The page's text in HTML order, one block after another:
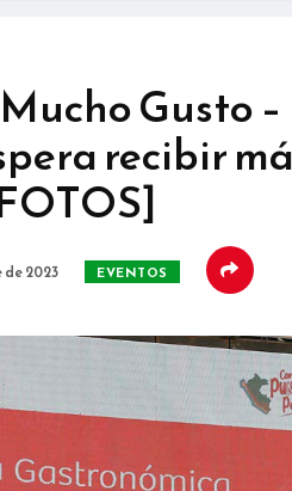
Gusto
recibir
de 2023 EVENTOS